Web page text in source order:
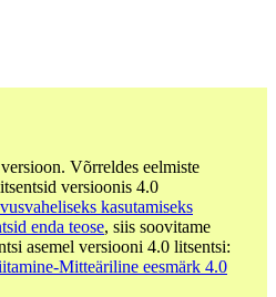
Võrreldes eelmiste
versioonis 4.0
kasutamiseks
enda teose, siis soovitame
asemel versiooni 4.0 litsentsi:
Mitteäriline eesmärk 4.0